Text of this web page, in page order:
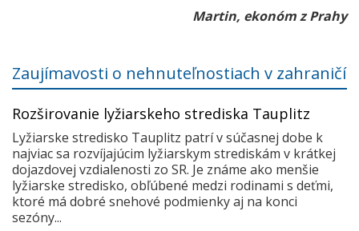
Martin, ekonóm z Prahy
Zaujímavosti o nehnuteľnostiach v zahraničí
Rozširovanie lyžiarskeho strediska Tauplitz
Lyžiarske stredisko Tauplitz patrí v súčasnej dobe k
najviac sa rozvíjajúcim lyžiarskym strediskám v krátkej
dojazdovej vzdialenosti zo SR. Je známe ako menšie
lyžiarske stredisko, obľúbené medzi rodinami s deťmi,
ktoré má dobré snehové podmienky aj na konci
sezóny...